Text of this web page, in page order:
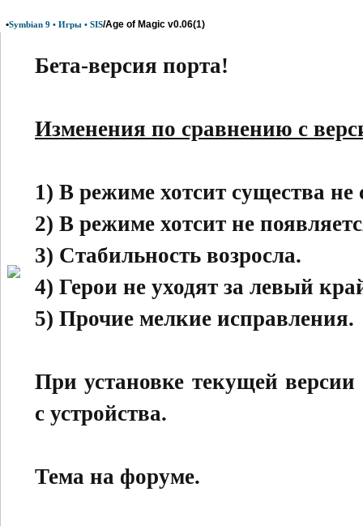
•Symbian 9 • Игры • SIS/Age of Magic v0.06(1)
Бета-версия порта!
Изменения по сравнению с
1) В режиме хотсит существа
2) В режиме хотсит не
3) Стабильность возросла.
4) Герои не уходят за левый
5) Прочие мелкие исправления.
При установке текущей
с устройства.
Тема на форуме.